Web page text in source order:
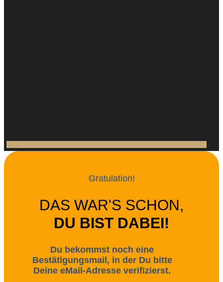
Gratulation!
DAS WAR'S SCHON,
DU BIST DABEI!
Du bekommst noch eine
Bestätigungsmail, in der Du bitte
Deine eMail-Adresse verifizierst.